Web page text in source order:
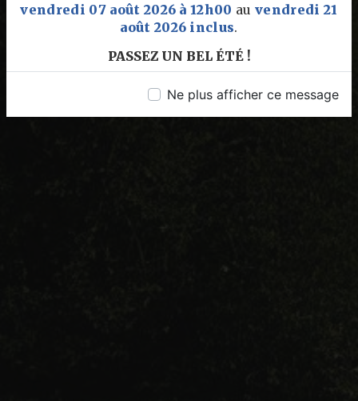
vendredi 07 août 2026 à 12h00 auvendredi 21
août 2026 inclus.
PASSEZ UN BEL ÉTÉ !
Ne plus afficher ce message